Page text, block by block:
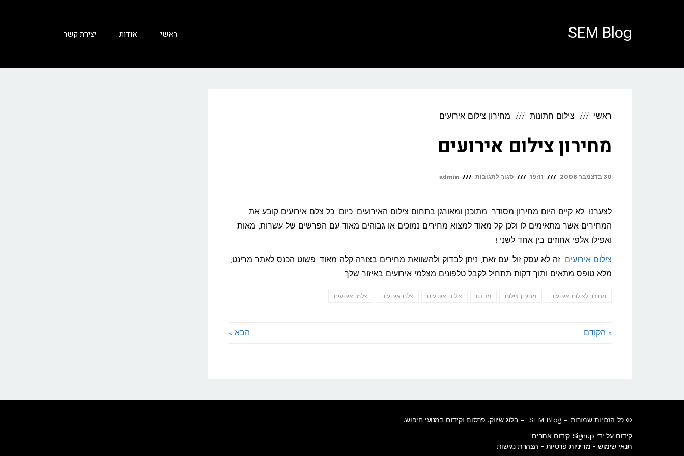
SEM Blog ראשי אודות יצירת קשר
ראשי צילום חתונות מחירון צילום אירועים
מחירון צילום אירועים
30 בדצמבר 2008 19:11 סגור לתגובות על
אירועים
admin
לצערנו, לא קיים היום מחירון מסודר, מתוכנן ומאורגן בתחום צילום האירועים. כיום, כל צלם אירועים קובע את
המחירים אשר מתאימים לו ולכן קל מאוד למצוא מחירים נמוכים או גבוהים מאוד עם הפרשים של עשרות, מאות
ואפילו אלפי אחוזים בין אחד לשני !
צילום אירועים, זה לא עסק זול. עם זאת, ניתן לבדוק ולהשוואת מחירים בצורה קלה מאוד. פשוט הכנס לאתר מרינט,
מלא טופס מתאים ותוך דקות תתחיל לקבל טלפונים מצלמי אירועים באיזור שלך.
מחירון לצילום אירועים מחירון צילום מרינט צילום אירועים צלם אירועים צלמי אירועים
« הקודם הבא »
© כל הזכויות שמורות – SEM Blog – בלוג שיווק, פרסום וקידום במנועי חיפוש.
קידום על ידי Signup קידום אתרים
תנאי שימוש • מדיניות פרטיות • הצהרת נגישות